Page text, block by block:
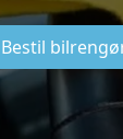
Bestil